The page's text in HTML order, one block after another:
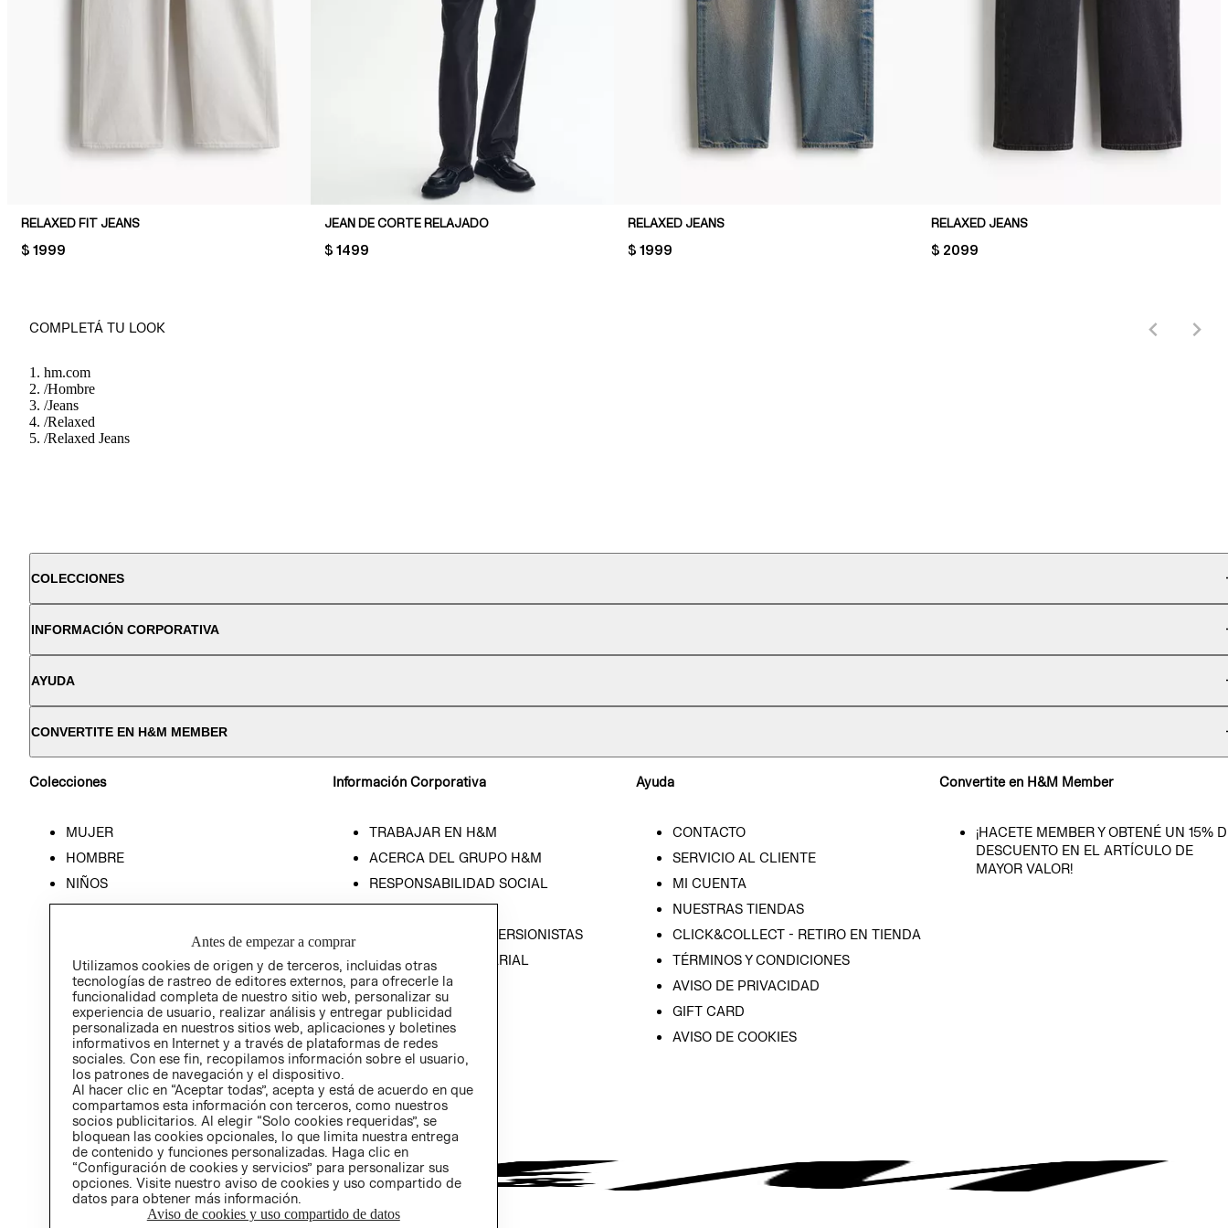
RELAXED FIT JEANS
PRICE:
$ 1999
JEAN DE CORTE RELAJADO
PRICE:
$ 1499
RELAXED JEANS
PRICE:
$ 1999
RELAXED JEANS
PRICE:
$ 2099
COMPLETÁ TU LOOK
hm.com
/Hombre
/Jeans
/Relaxed
/Relaxed Jeans
COLECCIONES
INFORMACIÓN CORPORATIVA
AYUDA
CONVERTITE EN H&M MEMBER
Colecciones
MUJER
HOMBRE
NIÑOS
HOME
Información Corporativa
TRABAJAR EN H&M
ACERCA DEL GRUPO H&M
RESPONSABILIDAD SOCIAL
PRENSA
RELACIÓN CON INVERSIONISTAS
POLÍTICA EMPRESARIAL
Ayuda
CONTACTO
SERVICIO AL CLIENTE
MI CUENTA
NUESTRAS TIENDAS
CLICK&COLLECT - RETIRO EN TIENDA
TÉRMINOS Y CONDICIONES
AVISO DE PRIVACIDAD
GIFT CARD
AVISO DE COOKIES
Convertite en H&M Member
¡HACETE MEMBER Y OBTENÉ UN 15%
DESCUENTO EN EL ARTÍCULO DE
MAYOR VALOR!
Antes de empezar a comprar
Utilizamos cookies de origen y de terceros, incluidas otras
tecnologías de rastreo de editores externos, para ofrecerle la
funcionalidad completa de nuestro sitio web, personalizar su
experiencia de usuario, realizar análisis y entregar publicidad
personalizada en nuestros sitios web, aplicaciones y boletines
informativos en Internet y a través de plataformas de redes
sociales. Con ese fin, recopilamos información sobre el usuario,
los patrones de navegación y el dispositivo.
Al hacer clic en “Aceptar todas”, acepta y está de acuerdo en que
compartamos esta información con terceros, como nuestros
socios publicitarios. Al elegir “Solo cookies requeridas”, se
bloquean las cookies opcionales, lo que limita nuestra entrega
de contenido y funciones personalizadas. Haga clic en
“Configuración de cookies y servicios” para personalizar sus
opciones. Visite nuestro aviso de cookies y uso compartido de
datos para obtener más información.
Aviso de cookies y uso compartido de datos